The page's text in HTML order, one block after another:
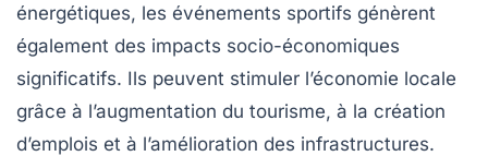
énergétiques, les événements sportifs génèrent
également des impacts socio-économiques
significatifs. Ils peuvent stimuler l’économie locale
grâce à l’augmentation du tourisme, à la création
d’emplois et à l’amélioration des infrastructures.